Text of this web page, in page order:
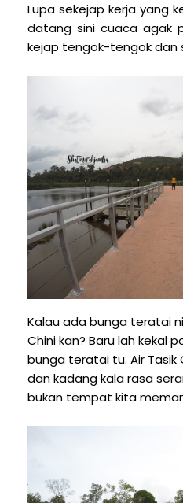
Lupa sekejap kerja yang
datang sini cuaca agak
kejap tengok-tengok dan
Kalau ada bunga teratai
Chini kan? Baru lah kekal
bunga teratai tu. Air
dan kadang kala rasa
bukan tempat kita